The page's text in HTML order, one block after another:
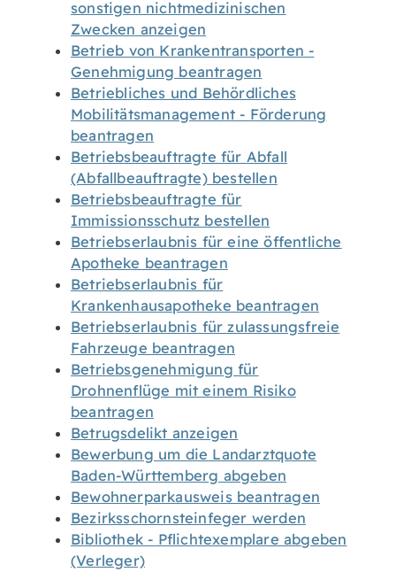
sonstigen nichtmedizinischen
Zwecken anzeigen
Betrieb von Krankentransporten -
Genehmigung beantragen
Betriebliches und Behördliches
Mobilitätsmanagement - Förderung
beantragen
Betriebsbeauftragte für Abfall
(Abfallbeauftragte) bestellen
Betriebsbeauftragte für
Immissionsschutz bestellen
Betriebserlaubnis für eine öffentliche
Apotheke beantragen
Betriebserlaubnis für
Krankenhausapotheke beantragen
Betriebserlaubnis für zulassungsfreie
Fahrzeuge beantragen
Betriebsgenehmigung für
Drohnenflüge mit einem Risiko
beantragen
Betrugsdelikt anzeigen
Bewerbung um die Landarztquote
Baden-Württemberg abgeben
Bewohnerparkausweis beantragen
Bezirksschornsteinfeger werden
Bibliothek - Pflichtexemplare abgeben
(Verleger)